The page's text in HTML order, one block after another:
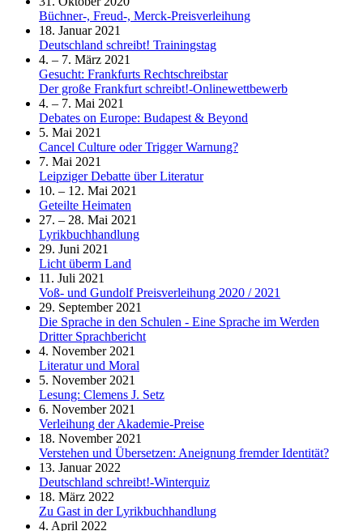
Büchner-, Freud-, Merck-Preisverleihung
18. Januar 2021
Deutschland schreibt! Trainingstag
4. – 7. März 2021
Gesucht: Frankfurts Rechtschreibstar
Der große Frankfurt schreibt!-Onlinewettbewerb
4. – 7. Mai 2021
Debates on Europe: Budapest & Beyond
5. Mai 2021
Cancel Culture oder Trigger Warnung?
7. Mai 2021
Leipziger Debatte über Literatur
10. – 12. Mai 2021
Geteilte Heimaten
27. – 28. Mai 2021
Lyrikbuchhandlung
29. Juni 2021
Licht überm Land
11. Juli 2021
Voß- und Gundolf Preisverleihung 2020 / 2021
29. September 2021
Die Sprache in den Schulen - Eine Sprache im Werden
Dritter Sprachbericht
4. November 2021
Literatur und Moral
5. November 2021
Lesung: Clemens J. Setz
6. November 2021
Verleihung der Akademie-Preise
18. November 2021
Verstehen und Übersetzen: Aneignung fremder Identität?
13. Januar 2022
Deutschland schreibt!-Winterquiz
18. März 2022
Zu Gast in der Lyrikbuchhandlung
4. April 2022